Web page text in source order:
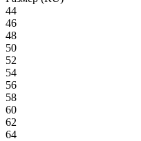
44
46
48
50
52
54
56
58
60
62
64